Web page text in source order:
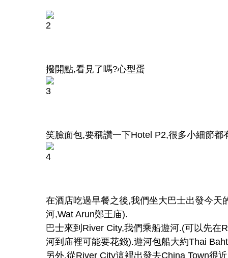
撥開點,看見了嗎?心型蛋
笑臉面包,要稱讚一下Hotel P2,很多小細節都
在酒店吃過早餐之後,我們坐大巴士出發今天
河,Wat Arun鄭王庙).
巴士來到 River City,我們乘船遊河.(可以先在
河到庙裡可能要花錢).遊河包船大約Thai
另外,從River City這裡出發去China Town很近